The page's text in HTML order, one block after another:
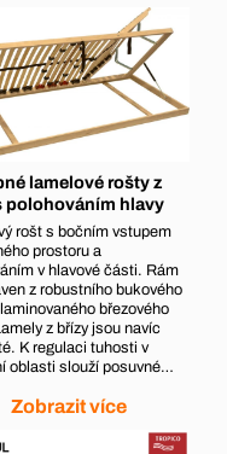
lamelové rošty z
polohováním hlavy
rošt s bočním vstupem
prostoru a
v hlavové části. Rám
z robustního bukového
březového
z břízy jsou navíc
K regulaci tuhosti v
oblasti slouží posuvné…
Zobrazit více